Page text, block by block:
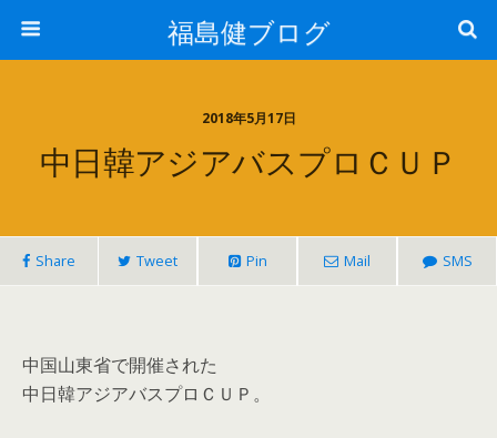
福島健ブログ
2018年5月17日
中日韓アジアバスプロＣＵＰ
Share Tweet Pin Mail SMS
中国山東省で開催された
中日韓アジアバスプロＣＵＰ。